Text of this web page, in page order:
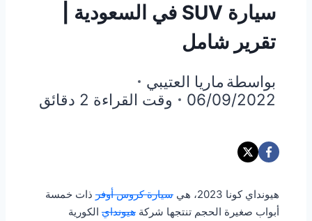
سيارة SUV في السعودية |
تقرير شامل
بواسطة ماريا العتيبي
06/09/2022
وقت القراءة دقائق
هيونداي كونا 2023، هي سيارة كروس أوفر ذات خمسة
أبواب صغيرة الحجم تنتجها شركة هيونداي الكورية